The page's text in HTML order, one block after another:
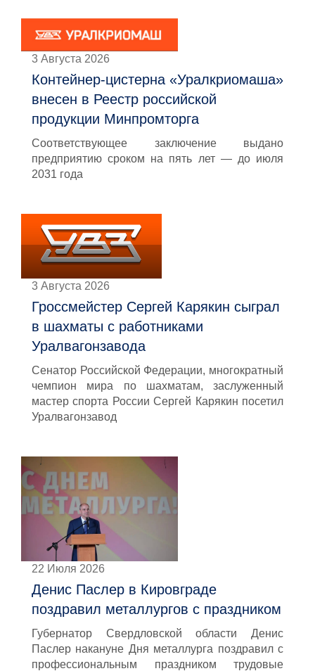
3 Августа 2026
Контейнер-цистерна «Уралкриомаша»
внесен в Реестр российской
продукции Минпромторга
Соответствующее заключение выдано
предприятию сроком на пять лет — до июля
2031 года
3 Августа 2026
Гроссмейстер Сергей Карякин сыграл
в шахматы с работниками
Уралвагонзавода
Сенатор Российской Федерации, многократный
чемпион мира по шахматам, заслуженный
мастер спорта России Сергей Карякин посетил
Уралвагонзавод
22 Июля 2026
Денис Паслер в Кировграде
поздравил металлургов с праздником
Губернатор Свердловской области Денис
Паслер накануне Дня металлурга поздравил с
профессиональным праздником трудовые